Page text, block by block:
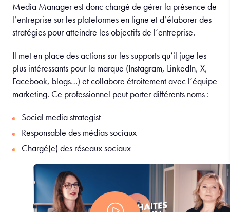
Media Manager est donc chargé de gérer la présence de
l’entreprise sur les plateformes en ligne et d’élaborer des
stratégies pour atteindre les objectifs de l’entreprise.
Il met en place des actions sur les supports qu’il juge les
plus intéressants pour la marque (Instagram, LinkedIn, X,
Facebook, blogs…) et collabore étroitement avec l’équipe
marketing. Ce professionnel peut porter différents noms :
Social media strategist
Responsable des médias sociaux
Chargé(e) des réseaux sociaux